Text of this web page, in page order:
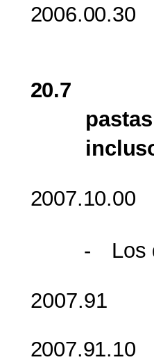
20.7
2007.10.00
- Los
2007.91